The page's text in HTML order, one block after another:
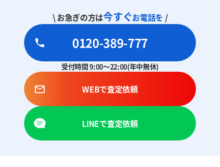
\ お急ぎの方は今すぐお電話を /
0120-389-777
受付時間 9:00～22:00(年中無休)
WEBで査定依頼
LINEで査定依頼